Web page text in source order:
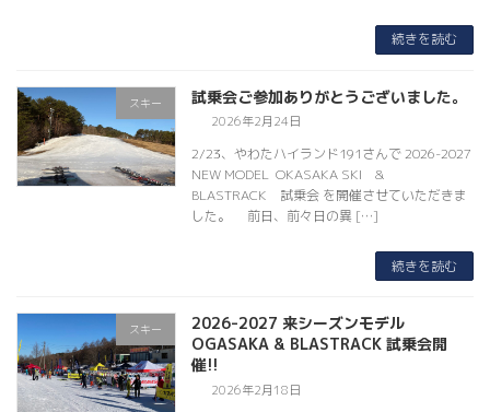
続きを読む
スキー 試乗会ご参加ありがとうございました。
2026年2月24日
2/23、やわたハイランド191さんで 2026-2027
NEW MODEL OKASAKA SKI &
BLASTRACK 試乗会 を開催させていただきま
した。 前日、前々日の異 […]
続きを読む
スキー
2026-2027 来シーズンモデル
OGASAKA & BLASTRACK 試乗会開
催!!
2026年2月18日